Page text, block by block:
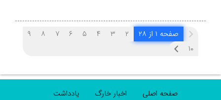
صفحه ۱ از ۲۸
صفحه اصلی اخبار خارگ
یادداشت